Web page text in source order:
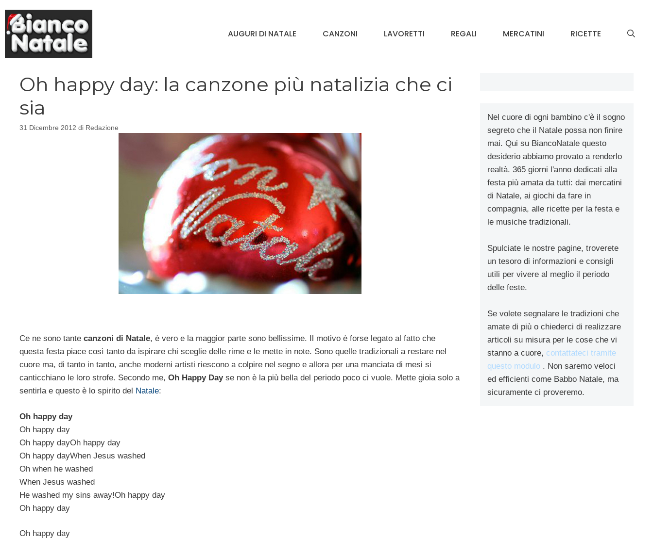
contenuto
AUGURI DI NATALE CANZONI LAVORETTI REGALI MERCATINI RICETTE
Oh happy day: la canzone più natalizia che ci
sia
31 Dicembre 2012 di Redazione
Ce ne sono tante canzoni di Natale, è vero e la maggior parte sono bellissime. Il motivo è forse legato al fatto che
questa festa piace così tanto da ispirare chi sceglie delle rime e le mette in note. Sono quelle tradizionali a restare nel
cuore ma, di tanto in tanto, anche moderni artisti riescono a colpire nel segno e allora per una manciata di mesi si
canticchiano le loro strofe. Secondo me, Oh Happy Dayse non è la più bella del periodo poco ci vuole. Mette gioia solo a
sentirla e questo è lo spirito del Natale:
Oh happy day
Oh happy day
Oh happy dayOh happy day
Oh happy dayWhen Jesus washed
Oh when he washed
When Jesus washed
He washed my sins away!Oh happy day
Oh happy day
Oh happy day
Nel cuore di ogni bambino c'è il sogno
segreto che il Natale possa non finire
mai. Qui su BiancoNatale questo
desiderio abbiamo provato a renderlo
realtà. 365 giorni l'anno dedicati alla
festa più amata da tutti: dai mercatini
di Natale, ai giochi da fare in
compagnia, alle ricette per la festa e
le musiche tradizionali.
Spulciate le nostre pagine, troverete
un tesoro di informazioni e consigli
utili per vivere al meglio il periodo
delle feste.
Se volete segnalare le tradizioni che
amate di più o chiederci di realizzare
articoli su misura per le cose che vi
stanno a cuore, contattateci tramite
questo modulo . Non saremo veloci
ed efficienti come Babbo Natale, ma
sicuramente ci proveremo.